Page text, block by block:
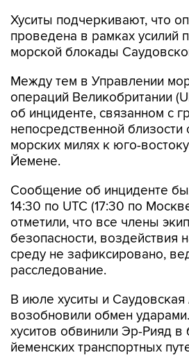
Хуситы подчеркивают, что
проведена в рамках усилий
морской блокады
Между тем в Управлении
операций Великобритании
об инциденте, связанном с
непосредственной близости
морских милях к юго-
Йемене.
Сообщение об инциденте
14:30 по UTC (17:30 по
отметили, что все члены
безопасности,
среду не зафиксировано,
расследование.
В июле хуситы и
возобновили обмен
хуситов обвинили Эр-Рияд в
йеменских транспортных